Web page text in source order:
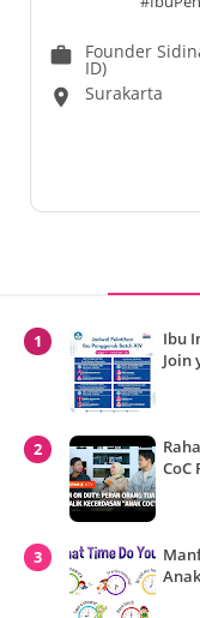
work Founder
ID)
location_on Surakarta
Ibu
Join
CoC
Anak